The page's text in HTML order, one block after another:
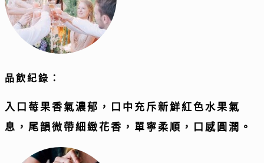
品飲紀錄：
入口莓果香氣濃郁，口中充斥新鮮紅色水果氣
息，尾韻微帶細緻花香，單寧柔順，口感圓潤。